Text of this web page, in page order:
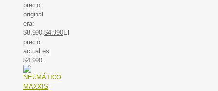
precio
original
era:
$8.990.$4.990El
precio
actual es:
$4.990.